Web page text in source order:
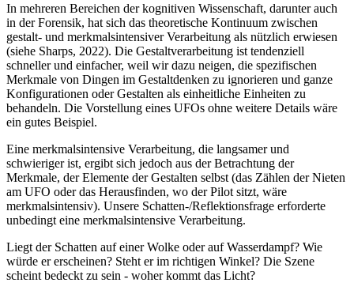
In mehreren Bereichen der kognitiven Wissenschaft, darunter auch
in der Forensik, hat sich das theoretische Kontinuum zwischen
gestalt- und merkmalsintensiver Verarbeitung als nützlich erwiesen
(siehe Sharps, 2022). Die Gestaltverarbeitung ist tendenziell
schneller und einfacher, weil wir dazu neigen, die spezifischen
Merkmale von Dingen im Gestaltdenken zu ignorieren und ganze
Konfigurationen oder Gestalten als einheitliche Einheiten zu
behandeln. Die Vorstellung eines UFOs ohne weitere Details wäre
ein gutes Beispiel.
Eine merkmalsintensive Verarbeitung, die langsamer und
schwieriger ist, ergibt sich jedoch aus der Betrachtung der
Merkmale, der Elemente der Gestalten selbst (das Zählen der Nieten
am UFO oder das Herausfinden, wo der Pilot sitzt, wäre
merkmalsintensiv). Unsere Schatten-/Reflektionsfrage erforderte
unbedingt eine merkmalsintensive Verarbeitung.
Liegt der Schatten auf einer Wolke oder auf Wasserdampf? Wie
würde er erscheinen? Steht er im richtigen Winkel? Die Szene
scheint bedeckt zu sein - woher kommt das Licht?